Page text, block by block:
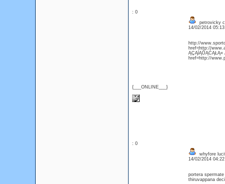
: 0
{___ONLINE___}
petrovicky
14/02/2014
http://
href=http://
href=http://
: 0
whyfore
14/02/2014
portera
thiruvappana